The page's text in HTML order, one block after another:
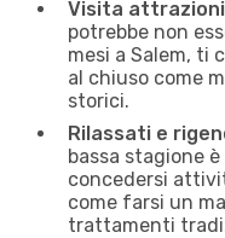
Visita attrazioni
potrebbe non
mesi a Salem, ti
al chiuso come
storici.
Rilassati e
bassa stagione
concedersi
come farsi un
trattamenti